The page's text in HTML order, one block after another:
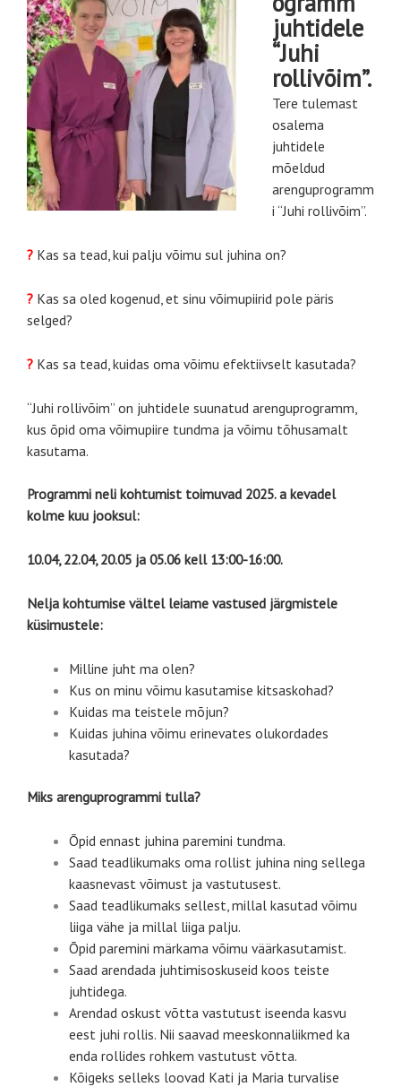
juhtidele
“Juhi
rollivõim”.
Tere tulemast
osalema
juhtidele
mõeldud
arenguprogramm
i “Juhi rollivõim”.
? Kas sa tead, kui palju võimu sul juhina on?
? Kas sa oled kogenud, et sinu võimupiirid pole päris
selged?
? Kas sa tead, kuidas oma võimu efektiivselt kasutada?
“Juhi rollivõim” on juhtidele suunatud arenguprogramm,
kus õpid oma võimupiire tundma ja võimu tõhusamalt
kasutama.
Programmi neli kohtumist toimuvad 2025. a kevadel
kolme kuu jooksul:
10.04, 22.04, 20.05 ja 05.06 kell 13:00-16:00.
Nelja kohtumise vältel leiame vastused järgmistele
küsimustele:
Milline juht ma olen?
Kus on minu võimu kasutamise kitsaskohad?
Kuidas ma teistele mõjun?
Kuidas juhina võimu erinevates olukordades
kasutada?
Miks arenguprogrammi tulla?
Õpid ennast juhina paremini tundma.
Saad teadlikumaks oma rollist juhina ning sellega
kaasnevast võimust ja vastutusest.
Saad teadlikumaks sellest, millal kasutad võimu
liiga vähe ja millal liiga palju.
Õpid paremini märkama võimu väärkasutamist.
Saad arendada juhtimisoskuseid koos teiste
juhtidega.
Arendad oskust võtta vastutust iseenda kasvu
eest juhi rollis. Nii saavad meeskonnaliikmed ka
enda rollides rohkem vastutust võtta.
Kõigeks selleks loovad Kati ja Maria turvalise